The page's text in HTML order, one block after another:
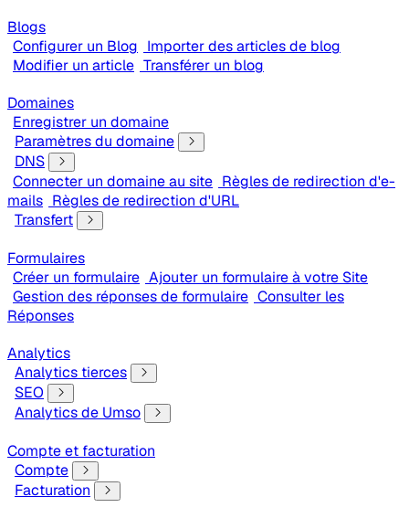
Blogs
Configurer un Blog Importer des articles de blog
Modifier un article Transférer un blog
Domaines
Enregistrer un domaine
Paramètres du domaine
DNS
Connecter un domaine au site Règles de redirection d'e-
mails Règles de redirection d'URL
Transfert
Formulaires
Créer un formulaire Ajouter un formulaire à votre Site
Gestion des réponses de formulaire Consulter les
Réponses
Analytics
Analytics tierces
SEO
Analytics de Umso
Compte et facturation
Compte
Facturation